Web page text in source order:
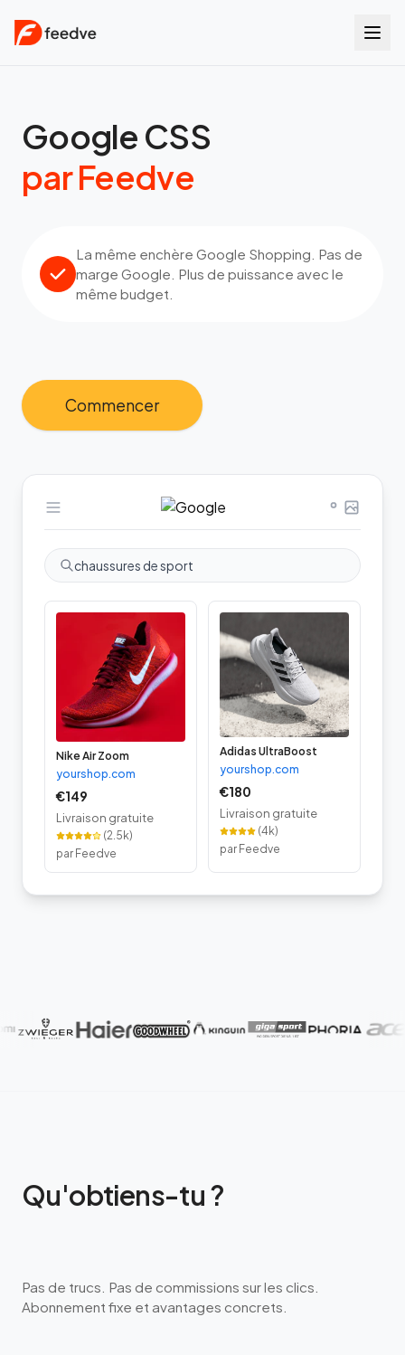
Google CSS
par Feedve
La même enchère Google Shopping. Pas de
marge Google. Plus de puissance avec le
même budget.
Commencer
chaussures de sport
Nike Air Zoom
yourshop.com
€149
Livraison gratuite
(2.5k)
par Feedve
Adidas UltraBoost
yourshop.com
€180
Livraison gratuite
(4k)
par Feedve
Qu'obtiens-tu ?
Pas de trucs. Pas de commissions sur les clics.
Abonnement fixe et avantages concrets.